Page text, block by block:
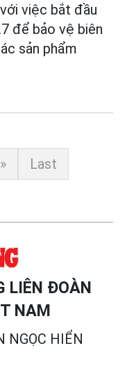
việc bắt đầu
để bảo vệ biên
sản phẩm
» Last
LIÊN ĐOÀN
NAM
NGỌC HIỂN